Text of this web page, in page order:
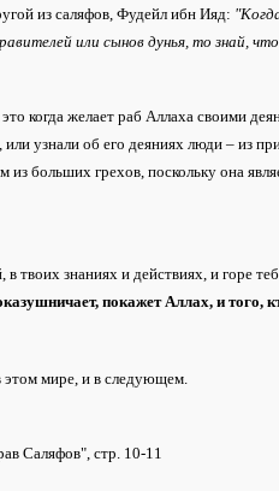
из саляфов, Фудейл ибн Ияд:
или сынов дунья, то знай,
когда желает раб Аллаха своими
или узнали об его деяниях люди – из
из больших грехов, поскольку она
твоих знаниях и действиях, и горе
покажет Аллах, и того,
этом мире, и в следующем.
Саляфов", стр. 10-11